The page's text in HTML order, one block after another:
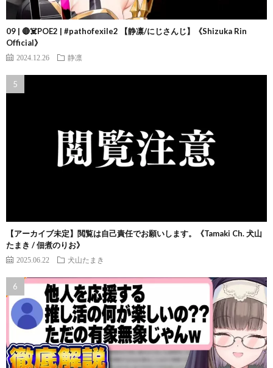
09 | 🔴☠️POE2 | #pathofexile2 【静凛/にじさんじ】《Shizuka Rin
Official》
2024.12.26 静凛
【アーカイブ未定】閲覧は自己責任でお願いします。《Tamaki Ch. 犬山
たまき / 佃煮のりお》
2025.06.22 犬山たまき